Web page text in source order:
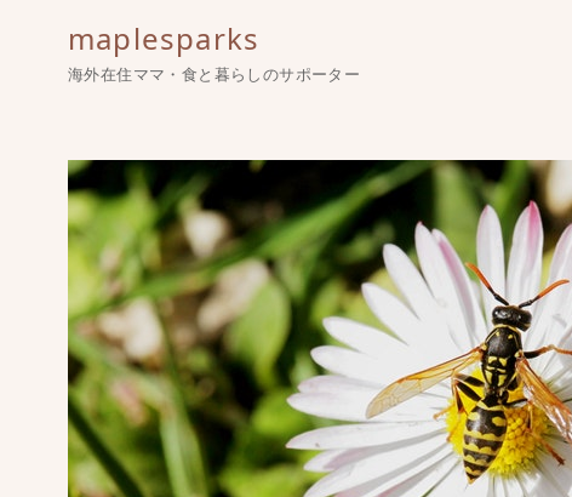
maplesparks
海外在住ママ・食と暮らしのサポーター